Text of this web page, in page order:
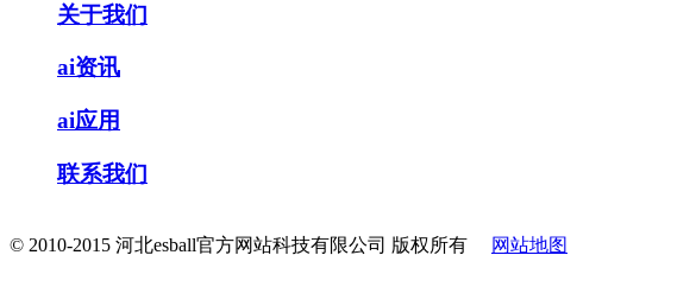
关于我们
ai资讯
ai应用
联系我们
© 2010-2015 河北esball官方网站科技有限公司 版权所有 网站地图